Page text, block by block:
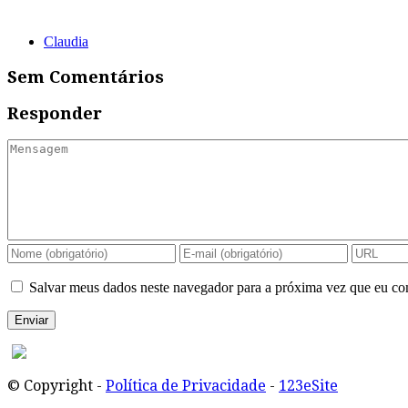
Claudia
Sem Comentários
Responder
Salvar meus dados neste navegador para a próxima vez que eu
© Copyright - Política de Privacidade - 123eSite